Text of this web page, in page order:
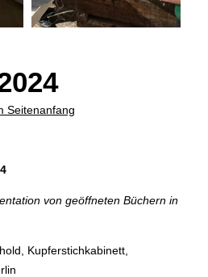
Seitenanfang
von geöffneten Büchern in
Kupferstichkabinett,